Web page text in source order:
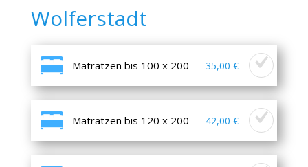
Wolferstadt
Matratzen bis 100 x 200 35,00 €
Matratzen bis 120 x 200 42,00 €